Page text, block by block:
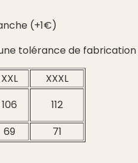
(+1€)
tolérance de
XXL
XXXL
106
112
69 71